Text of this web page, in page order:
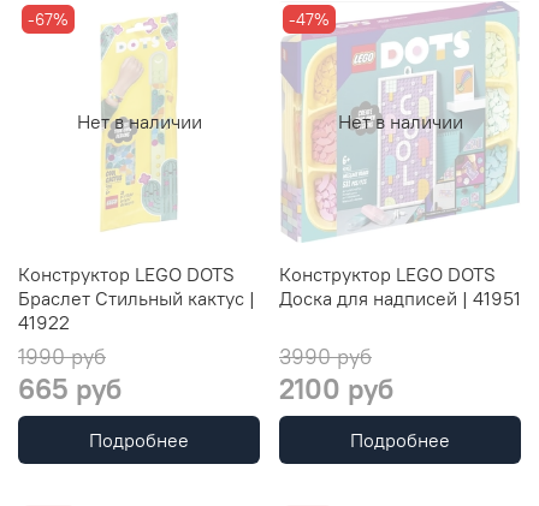
Нет в наличии
-67%
Конструктор LEGO DOTS
Браслет Стильный кактус |
41922
1990 руб
665 руб
Подробнее
Нет в наличии
-47%
Конструктор LEGO DOTS
Доска для надписей | 41951
3990 руб
2100 руб
Подробнее